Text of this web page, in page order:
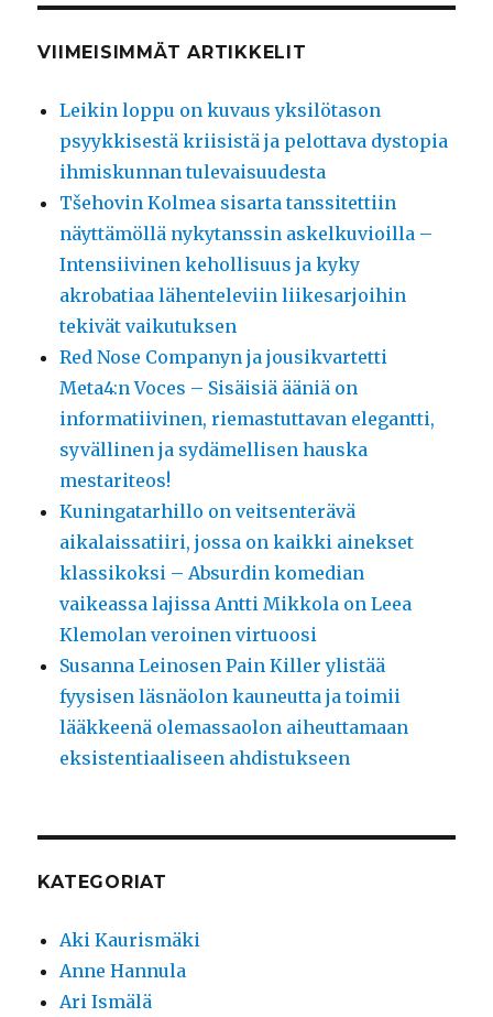
VIIMEISIMMÄT ARTIKKELIT
Leikin loppu on kuvaus yksilötason
psyykkisestä kriisistä ja pelottava dystopia
ihmiskunnan tulevaisuudesta
Tšehovin Kolmea sisarta tanssitettiin
näyttämöllä nykytanssin askelkuvioilla –
Intensiivinen kehollisuus ja kyky
akrobatiaa lähenteleviin liikesarjoihin
tekivät vaikutuksen
Red Nose Companyn ja jousikvartetti
Meta4:n Voces – Sisäisiä ääniä on
informatiivinen, riemastuttavan elegantti,
syvällinen ja sydämellisen hauska
mestariteos!
Kuningatarhillo on veitsenterävä
aikalaissatiiri, jossa on kaikki ainekset
klassikoksi – Absurdin komedian
vaikeassa lajissa Antti Mikkola on Leea
Klemolan veroinen virtuoosi
Susanna Leinosen Pain Killer ylistää
fyysisen läsnäolon kauneutta ja toimii
lääkkeenä olemassaolon aiheuttamaan
eksistentiaaliseen ahdistukseen
KATEGORIAT
Aki Kaurismäki
Anne Hannula
Ari Ismälä